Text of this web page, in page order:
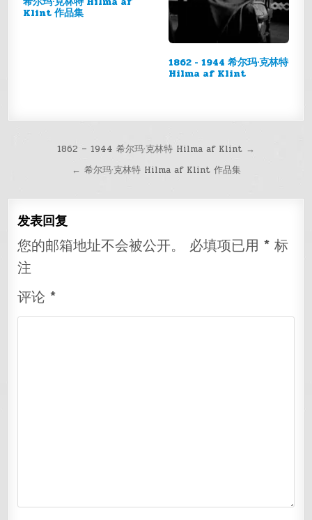
Klint 作品集
1862 - 1944 希尔玛·克林特
Hilma af Klint
航
1862 – 1944 希尔玛·克林特 Hilma af Klint →
← 希尔玛·克林特 Hilma af Klint 作品集
发表回复
您的邮箱地址不会被公开。 必填项已用* 标
注
评论*